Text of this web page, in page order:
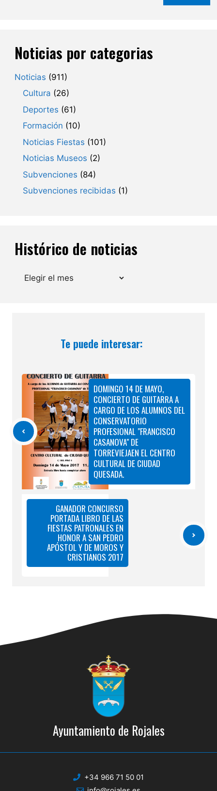
Noticias por categorias
Noticias (911)
Cultura (26)
Deportes (61)
Formación (10)
Noticias Fiestas (101)
Noticias Museos (2)
Subvenciones (84)
Subvenciones recibidas (1)
Histórico de noticias
Archivos
Te puede interesar:
DOMINGO 14 DE MAYO,
CONCIERTO DE GUITARRA A
CARGO DE LOS ALUMNOS DEL
CONSERVATORIO
PROFESIONAL "FRANCISCO
CASANOVA" DE
TORREVIEJAEN EL CENTRO
CULTURAL DE CIUDAD
QUESADA.
GANADOR CONCURSO
PORTADA LIBRO DE LAS
FIESTAS PATRONALES EN
HONOR A SAN PEDRO
APÓSTOL Y DE MOROS Y
CRISTIANOS 2017
Ayuntamiento de Rojales
+34 966 71 50 01